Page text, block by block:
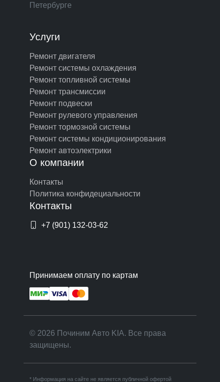
Петербурге
Услуги
Ремонт двигателя
Ремонт системы охлаждения
Ремонт топливной системы
Ремонт трансмиссии
Ремонт подвески
Ремонт рулевого управления
Ремонт тормозной системы
Ремонт системы кондиционирования
Ремонт автоэлектрики
О компании
Контакты
Политика конфидециальности
Контакты
+7 (901) 132-03-62
Принимаем оплату по картам
© 2026 Починим Авто KIA. Все права
защищены.
* Информация на сайте не является публичной офертой